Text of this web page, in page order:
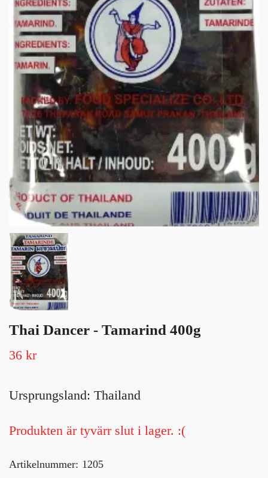
Thai Dancer - Tamarind 400g
36 kr
Ursprungsland: Thailand
Produkten är tyvärr slut i lager. :(
Artikelnummer: 1205